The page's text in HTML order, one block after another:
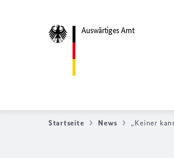
Auswärtiges Amt
Startseite News „Keiner